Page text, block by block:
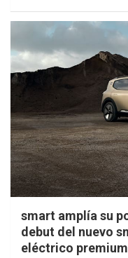
smart amplía su
debut del nuevo
eléctrico premium